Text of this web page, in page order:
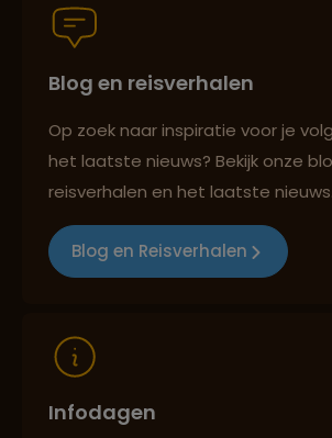
Persoonlijk en deskundig
Best beoordeelde reisroutes
Blog en reisverhalen
Op zoek naar inspiratie voor je
het laatste nieuws? Bekijk onze
reisverhalen en het laatste nieuws.
Blog en Reisverhalen
Infodagen